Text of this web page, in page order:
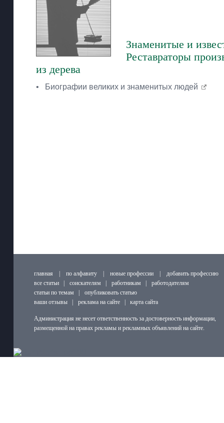
Знаменитые и
Реставраторы
из дерева
• Биографии великих и знаменитых людей
главная по алфавиту новые профессии
добавить профессию
все статьи
соискателям работникам
работодателям
статьи по темам
опубликовать статью
ваши отзывы
реклама на сайте карта сайта
Администрация не несет ответственность за достоверность информации,
размещенной на правах рекламы и рекламных объявлений на сайте.